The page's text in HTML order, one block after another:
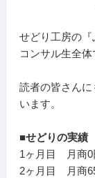
せどり工房の『
コンサル生全体
読者の皆さん
います。
■せどりの実績
1ヶ月目 月商0
2ヶ月目 月商